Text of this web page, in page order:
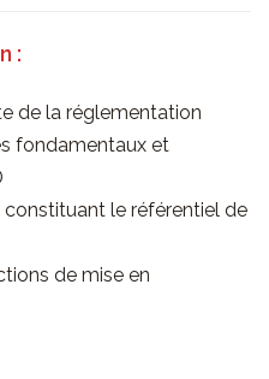
:
de la réglementation
fondamentaux et
le référentiel de
de mise en